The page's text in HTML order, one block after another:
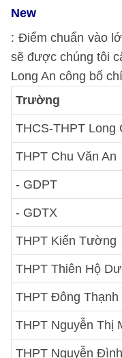
New
: Điểm chuẩn vào
sẽ được chúng tôi
Long An công bố
Trường
THCS-THPT Long
THPT Chu Văn An
- GDPT
- GDTX
THPT Kiến Tường
THPT Thiên Hộ
THPT Đông Thạnh
THPT Nguyễn Thị
THPT Nguyễn